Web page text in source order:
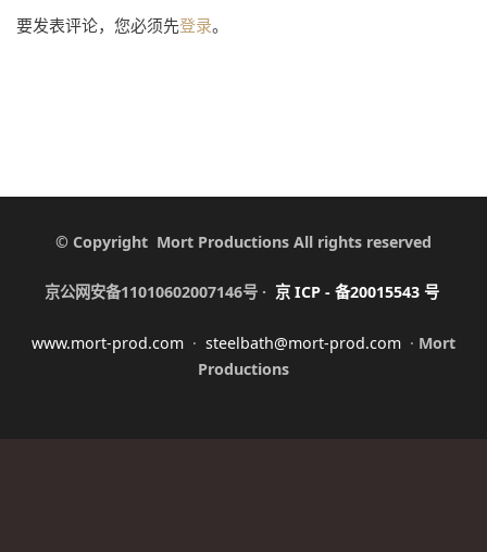
要发表评论，您必须先登录。
© Copyright Mort Productions All rights reserved
京公网安备11010602007146号 · 京ICP - 备20015543 号
www.mort-prod.com · steelbath@mort-prod.com · Mort
Productions